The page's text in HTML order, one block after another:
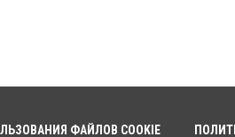
ФАЙЛОВ COOKIE